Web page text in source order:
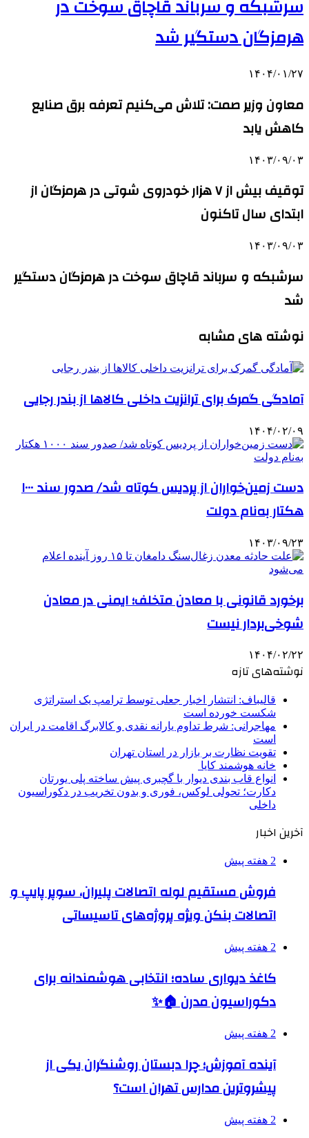
سرشبکه و سرباند قاچاق سوخت در
هرمزگان دستگیر شد
۱۴۰۴/۰۱/۲۷
معاون وزیر صمت: تلاش می‌کنیم تعرفه برق صنایع
کاهش یابد
۱۴۰۳/۰۹/۰۳
توقیف بیش از ۷ هزار خودروی شوتی در هرمزگان از
ابتدای سال تاکنون
۱۴۰۳/۰۹/۰۳
سرشبکه و سرباند قاچاق سوخت در هرمزگان دستگیر
شد
نوشته های مشابه
آمادگی گمرک برای ترانزیت داخلی کالاها از بندر رجایی
۱۴۰۴/۰۲/۰۹
دست زمین‌خواران از پردیس کوتاه شد/ صدور سند ۱۰۰۰
هکتار به‌نام دولت
۱۴۰۳/۰۹/۲۳
برخورد قانونی با معادن متخلف؛ ایمنی در معادن
شوخی‌بردار نیست
۱۴۰۴/۰۲/۲۲
نوشته‌های تازه
قالیباف: انتشار اخبار جعلی توسط ترامپ یک استراتژی
شکست خورده است
مهاجرانی: شرط تداوم یارانه نقدی و کالابرگ اقامت در ایران
است
تقویت نظارت بر بازار در استان تهران
خانه هوشمند کایا
انواع قاب بندی دیوار با گچبری پیش ساخته پلی یورتان
دکارت؛ تحولی لوکس، فوری و بدون تخریب در دکوراسیون
داخلی
آخرین اخبار
2 هفته پیش
فروش مستقیم لوله اتصالات پلیران، سوپر پایپ و
اتصالات بنکن ویژه پروژه‌های تاسیساتی
2 هفته پیش
کاغذ دیواری ساده؛ انتخابی هوشمندانه برای
دکوراسیون مدرن 🏠✨
2 هفته پیش
آینده آموزش؛ چرا دبستان روشنگران یکی از
پیشروترین مدارس تهران است؟
2 هفته پیش